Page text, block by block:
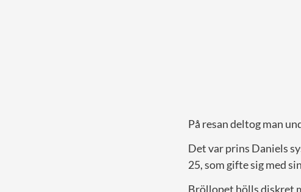
På resan deltog man
Det var prins Daniels
25, som gifte sig med
Bröllopet hölls diskret